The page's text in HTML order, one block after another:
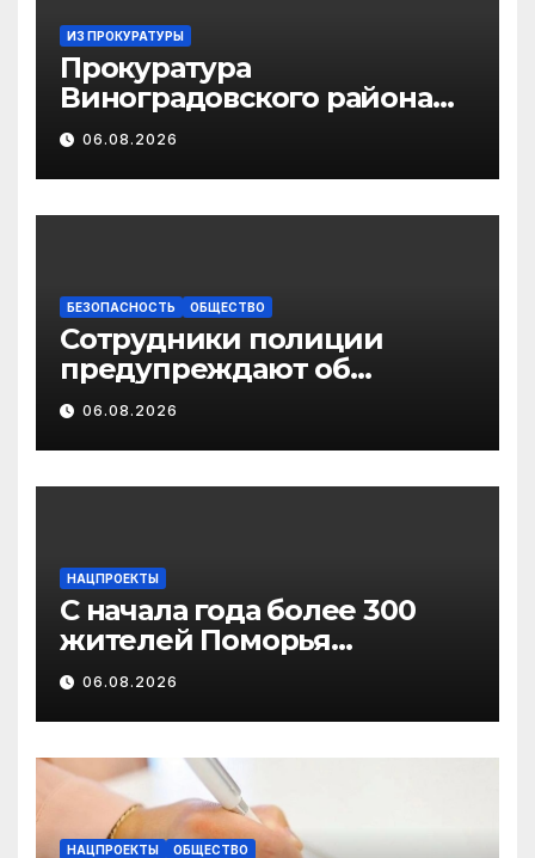
ИЗ ПРОКУРАТУРЫ
Прокуратура
Виноградовского района
информирует об
изменениях
законодательства в сфере
государственной
работников
06.08.2026
БЕЗОПАСНОСТЬ ОБЩЕСТВО
Сотрудники полиции
предупреждают об
участившихся случаях
мошенничества в
отношении родственников
участников СВО
06.08.2026
НАЦПРОЕКТЫ
С начала года более 300
жителей Поморья
получили выплату на
газификацию
06.08.2026
НАЦПРОЕКТЫ ОБЩЕСТВО